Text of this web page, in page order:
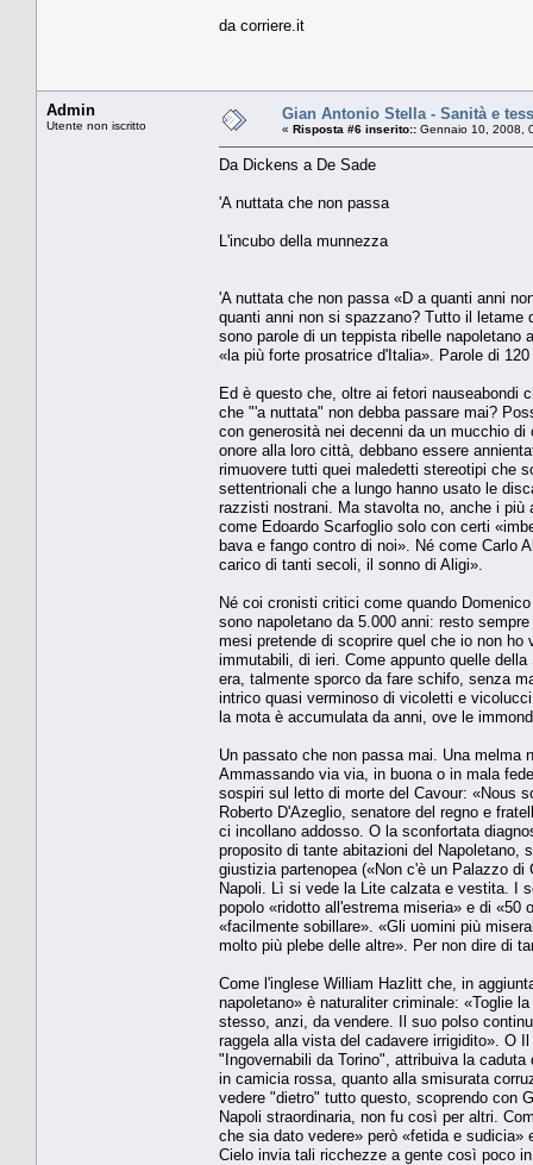
da corriere.it
Admin
Utente non iscritto
Gian Antonio Stella - Sanità e
« Risposta #6 inserito:: Gennaio 10, 2008,
Da Dickens a De Sade
'A nuttata che non passa
L'incubo della munnezza
'A nuttata che non passa «D a quanti anni
quanti anni non si spazzano? Tutto il
sono parole di un teppista ribelle
«la più forte prosatrice d'Italia». Parole di
Ed è questo che, oltre ai fetori nauseabondi
che "'a nuttata" non debba passare mai?
con generosità nei decenni da un mucchio
onore alla loro città, debbano essere
rimuovere tutti quei maledetti stereotipi che
settentrionali che a lungo hanno usato le
razzisti nostrani. Ma stavolta no, anche i più
come Edoardo Scarfoglio solo con certi
bava e fango contro di noi». Né come Carlo
carico di tanti secoli, il sonno di Aligi».
Né coi cronisti critici come quando
sono napoletano da 5.000 anni: resto
mesi pretende di scoprire quel che io non
immutabili, di ieri. Come appunto quelle
era, talmente sporco da fare schifo, senza
intrico quasi verminoso di vicoletti e
la mota è accumulata da anni, ove le
Un passato che non passa mai. Una melma
Ammassando via via, in buona o in mala
sospiri sul letto di morte del Cavour: «Nous
Roberto D'Azeglio, senatore del regno e
ci incollano addosso. O la sconfortata
proposito di tante abitazioni del Napoletano,
giustizia partenopea («Non c'è un Palazzo
Napoli. Lì si vede la Lite calzata e vestita. I
popolo «ridotto all'estrema miseria» e di
«facilmente sobillare». «Gli uomini più
molto più plebe delle altre». Per non dire di
Come l'inglese William Hazlitt che, in
napoletano» è naturaliter criminale: «Toglie
stesso, anzi, da vendere. Il suo polso
raggela alla vista del cadavere irrigidito». O
"Ingovernabili da Torino", attribuiva la
in camicia rossa, quanto alla smisurata
vedere "dietro" tutto questo, scoprendo con
Napoli straordinaria, non fu così per altri.
che sia dato vedere» però «fetida e
Cielo invia tali ricchezze a gente così poco